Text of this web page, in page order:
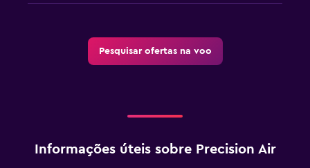
Pesquisar ofertas na voo
Informações úteis sobre Precision Air